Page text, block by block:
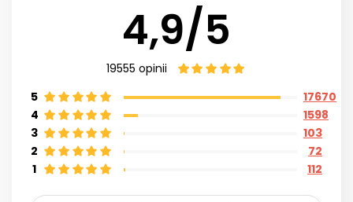
4,9/5
19555 opinii
5
17670
4
1598
3
103
2
72
1
112